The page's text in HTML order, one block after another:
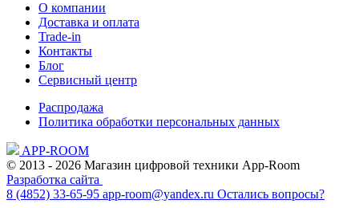
О компании
Доставка и оплата
Trade-in
Контакты
Блог
Сервисный центр
Распродажа
Политика обработки персональных данных
APP-ROOM
© 2013 - 2026 Магазин цифровой техники App-Room
Разработка сайта
8 (4852) 33-65-95 app-room@yandex.ru Остались вопросы?